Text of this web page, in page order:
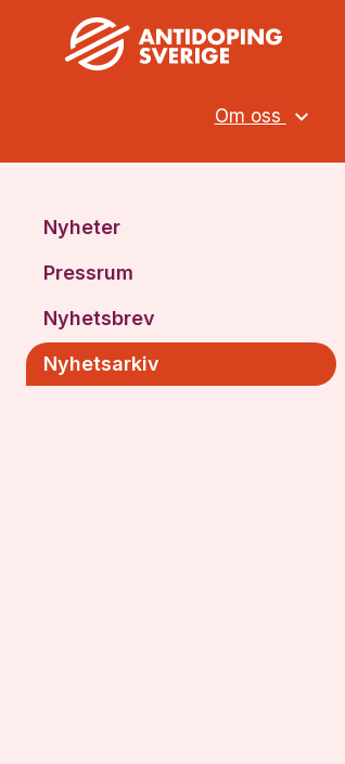
Om oss
Nyheter
Pressrum
Nyhetsbrev
Nyhetsarkiv